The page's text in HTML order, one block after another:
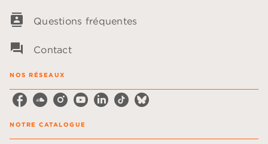
contacts Questions fréquentes
question_answer Contact
NOS RÉSEAUX
NOTRE CATALOGUE